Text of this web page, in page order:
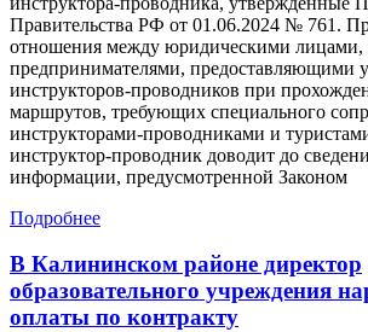
Правительства РФ от 01.06.2024 № 761.
отношения между юридическими
предпринимателями, предоставляющими
инструкторов-проводников при
маршрутов, требующих специального
инструкторами-проводниками и
инструктор-проводник доводит до
информации, предусмотренной Законом
Подробнее
В Калининском районе директор
образовательного учреждения
оплаты по контракту